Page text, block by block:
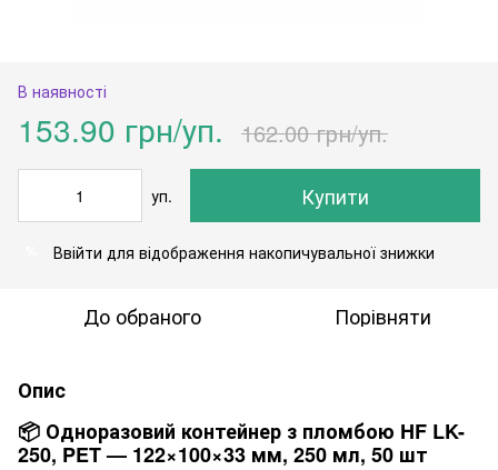
В наявності
153.90 грн/уп. 162.00 грн/уп.
уп. Купити
Ввійти для відображення накопичувальної знижки
До обраного Порівняти
Опис
📦 Одноразовий контейнер з пломбою HF LK-
250, PET — 122×100×33 мм, 250 мл, 50 шт